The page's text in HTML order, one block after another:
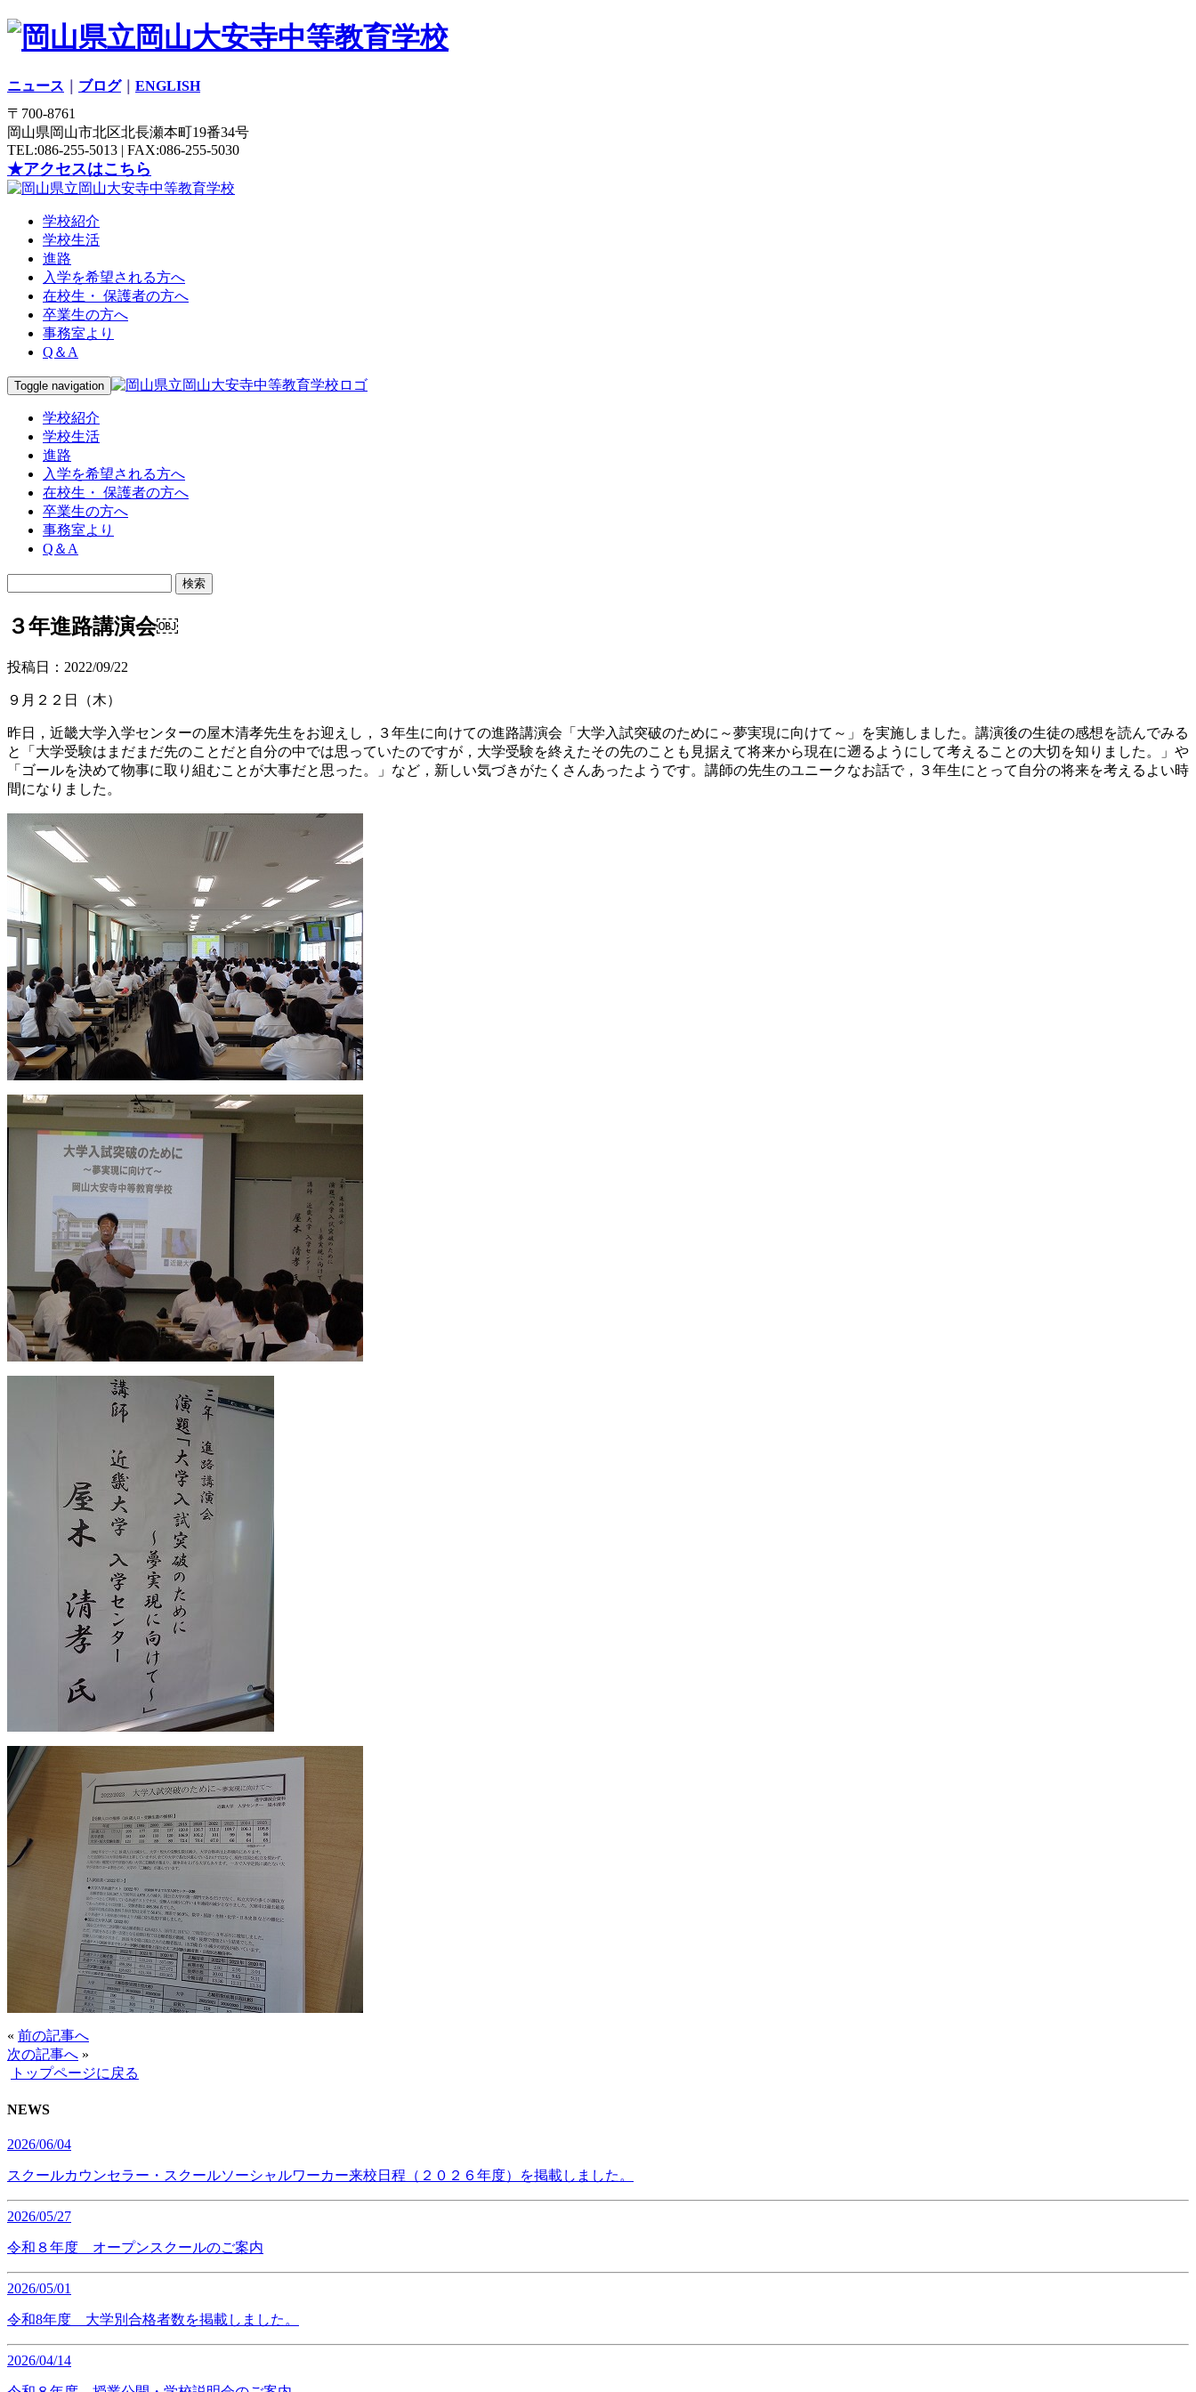
ニュース ブログ｜ ENGLISH
〒700-8761
岡山県岡山市北区北長瀬本町19番34号
TEL:086-255-5013 | FAX:086-255-5030
★アクセスはこちら
学校紹介
学校生活
進路
入学を希望される方へ
在校生・ 保護者の方へ
卒業生の方へ
事務室より
Q＆A
Toggle navigation
学校紹介
学校生活
進路
入学を希望される方へ
在校生・ 保護者の方へ
卒業生の方へ
事務室より
Q＆A
３年進路講演会￼
投稿日：2022/09/22
９月２２日（木）
昨日，近畿大学入学センターの屋木清孝先生をお迎えし，３年生に向けての進路講演会「大学入試突破のために～夢実現に向けて～」を実施しました。講演後の生徒の感想を読んでみる
と「大学受験はまだまだ先のことだと自分の中では思っていたのですが，大学受験を終えたその先のことも見据えて将来から現在に遡るようにして考えることの大切を知りました。」や
「ゴールを決めて物事に取り組むことが大事だと思った。」など，新しい気づきがたくさんあったようです。講師の先生のユニークなお話で，３年生にとって自分の将来を考えるよい時
間になりました。
« 前の記事へ
次の記事へ »
トップページに戻る
NEWS
2026/06/04
スクールカウンセラー・スクールソーシャルワーカー来校日程（２０２６年度）を掲載しました。
2026/05/27
令和８年度 オープンスクールのご案内
2026/05/01
令和8年度 大学別合格者数を掲載しました。
2026/04/14